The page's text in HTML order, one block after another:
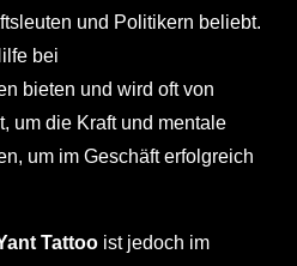
und Politikern beliebt.
bei
bieten und wird oft von
um die Kraft und mentale
um im Geschäft erfolgreich
Tattoo ist jedoch im